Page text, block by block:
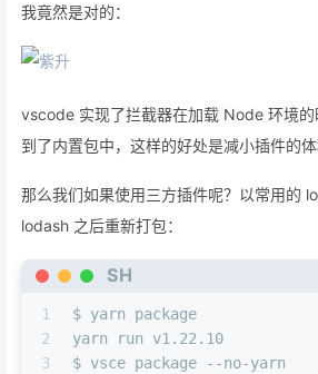
我竟然是对的：
vscode 实现了拦截器在加载 Node 环境
到了内置包中，这样的好处是减小插件的体
那么我们如果使用三方插件呢？以常用的
lodash 之后重新打包：
SH
1
2
3
$ yarn package
yarn run v1.22.10
$ vsce package --no-yarn